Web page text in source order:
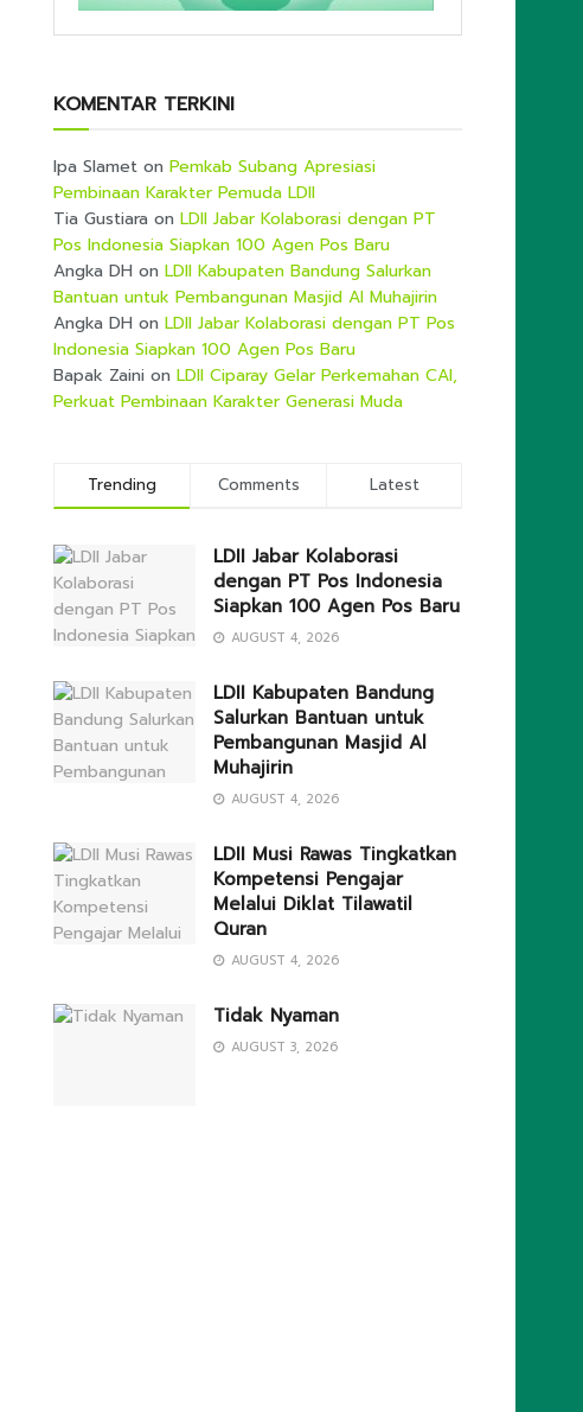
KOMENTAR TERKINI
Ipa Slamet on Pemkab Subang Apresiasi
Pembinaan Karakter Pemuda LDII
Tia Gustiara on LDII Jabar Kolaborasi dengan PT
Pos Indonesia Siapkan 100 Agen Pos Baru
Angka DH on LDII Kabupaten Bandung Salurkan
Bantuan untuk Pembangunan Masjid Al Muhajirin
Angka DH on LDII Jabar Kolaborasi dengan PT Pos
Indonesia Siapkan 100 Agen Pos Baru
Bapak Zaini on LDII Ciparay Gelar Perkemahan CAI,
Perkuat Pembinaan Karakter Generasi Muda
Trending Comments Latest
LDII Jabar Kolaborasi
dengan PT Pos Indonesia
Siapkan 100 Agen Pos Baru
AUGUST 4, 2026
LDII Kabupaten Bandung
Salurkan Bantuan untuk
Pembangunan Masjid Al
Muhajirin
AUGUST 4, 2026
LDII Musi Rawas Tingkatkan
Kompetensi Pengajar
Melalui Diklat Tilawatil
Quran
AUGUST 4, 2026
Tidak Nyaman
AUGUST 3, 2026